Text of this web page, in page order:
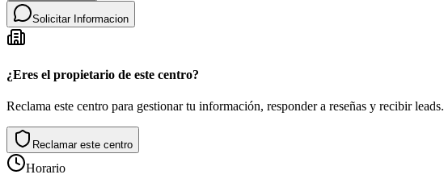
Solicitar Informacion
¿Eres el propietario de este centro?
Reclama este centro para gestionar tu información, responder a reseñas y recibir leads.
Reclamar este centro
Horario